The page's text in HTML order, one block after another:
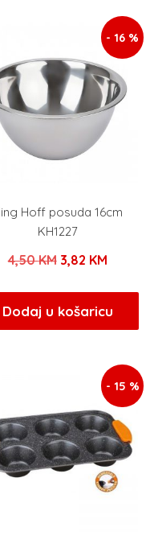
- 16 %
Hoff posuda 16cm
KH1227
4,50KM Izvorna
bila
je:
3,82 KM
je:
3,82
Dodaj u košaricu
- 15 %